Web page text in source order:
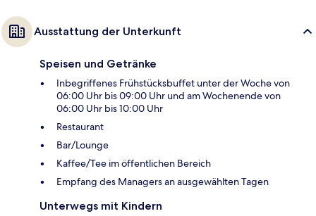
Ausstattung der Unterkunft
Speisen und Getränke
Inbegriffenes Frühstücksbuffet unter der Woche von
06:00 Uhr bis 09:00 Uhr und am Wochenende von
06:00 Uhr bis 10:00 Uhr
Restaurant
Bar/Lounge
Kaffee/Tee im öffentlichen Bereich
Empfang des Managers an ausgewählten Tagen
Unterwegs mit Kindern